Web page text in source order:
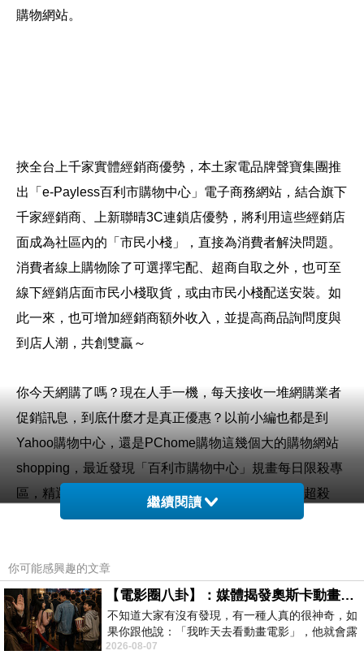
購物網站。
挾全台上千家實體經銷商優勢，本土家電品牌聲寶集團推
出「e-Payless百利市購物中心」電子商務網站，結合旗下
千家經銷商、上新聯晴3C連鎖店優勢，將利用這些經銷店
面成為社區內的「市民小棧」，直接為消費者解決問題。
消費者線上購物除了可選擇宅配、超商自取之外，也可至
線下經銷店面市民小棧取貨，或由市民小棧配送安裝。如
此一來，也可增加經銷商額外收入，並提高商品詢問度與
到店人潮，共創雙贏～
你今天網購了嗎？現在人手一機，每天接收一堆網購業者
促銷訊息，到底什麼才是真正優惠？以前小編也都是到
Yahoo購物中心，還是PChome購物這幾個大的購物網站
shopping，最近發現「百利市購物中心」規畫每日限殺專
區，精選熱門話題商品每日黃金促銷24小時提供「超殺
價」的好康購，深受消費者喜愛和推薦呢！
購買3C商品，除了考量價格以外，售後服務也是很重要
的，【e-payless 百利市購物中心】聲寶集團擁有全台密
集的實體門市，讓你不用擔心後續的維修問題，不然縱使
價格再便宜，日後求助無門，也是十分惱人的，是吧！
繼續閱讀
你可能感興趣的文章
【電影圈八卦】：媒體揭發奧斯卡動畫項目投票醜聞！好萊塢為什麼看不起動畫電影？
不知道大家有沒有發現，有一種人真的很神奇，如
果你跟他說：「我昨天去看動畫電影」，他就會露
出一種慈祥的微笑，然後問你是不是陪小
2026-08-07